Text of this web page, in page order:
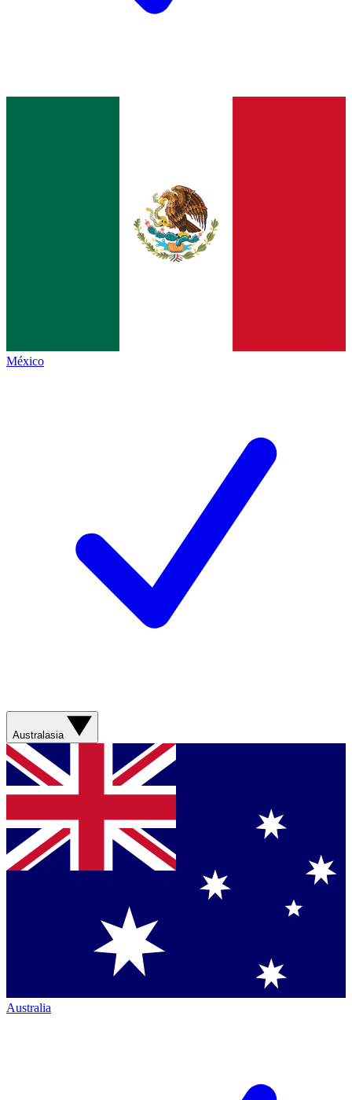
México
Australasia
Australia